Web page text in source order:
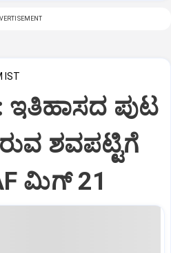
IST
ಇತಿಹಾಸದ ಪುಟ
ಶವಪಟ್ಟಿಗೆ
ಮಿಗ್‌ 21